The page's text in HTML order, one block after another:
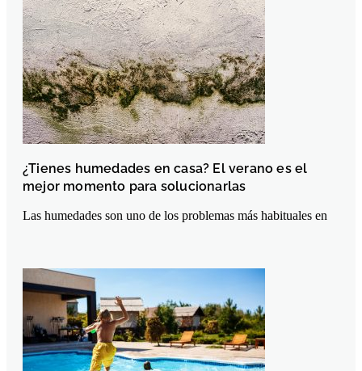
¿Tienes humedades en casa? El verano es el
mejor momento para solucionarlas
Las humedades son uno de los problemas más habituales en